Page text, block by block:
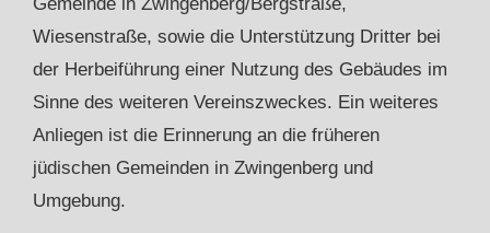
Wiesenstraße, sowie die Unterstützung Dritter bei
der Herbeiführung einer Nutzung des Gebäudes im
Sinne des weiteren Vereinszweckes. Ein weiteres
Anliegen ist die Erinnerung an die früheren
jüdischen Gemeinden in Zwingenberg und
Umgebung.